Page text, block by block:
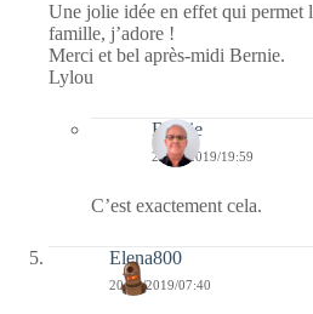
Une jolie idée en effet qui permet
famille, j’adore !
Merci et bel après-midi Bernie.
Lylou
Bernie
22/11/2019/19:59
C’est exactement cela.
Elena800
20/11/2019/07:40